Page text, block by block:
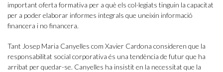
important oferta formativa per a què els col·legiats tinguin la capacitat
per a poder elaborar informes integrals que uneixin informació
financera i no financera.
Tant Josep Maria Canyelles com Xavier Cardona consideren que la
responsabilitat social corporativa és una tendència de futur que ha
arribat per quedar-se. Canyelles ha insistit en la necessitat que la